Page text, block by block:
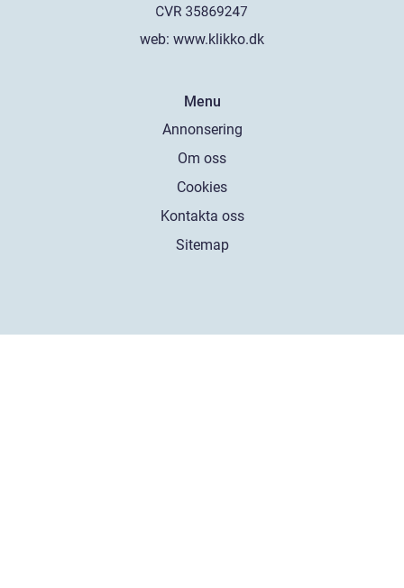
web: www.klikko.dk
Menu
Annonsering
Om oss
Cookies
Kontakta oss
Sitemap